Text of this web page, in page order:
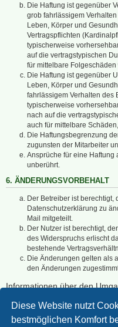
Diese Website nutzt
bestmöglichen Komfort
Die Haftung ist gegenüber
grob fahrlässigem
Leben, Körper und
Vertragspflichten
typischerweise
auf die vertragstypischen
für mittelbare
Die Haftung ist gegenüber
Leben, Körper und
fahrlässigem Verhalten des
typischerweise
nach auf die
auch für mittelbare
Die Haftungsbegrenzung
zugunsten der Mitarbeiter
Ansprüche für eine
unberührt.
6. ÄNDERUNGSVORBEHALT
Der Betreiber ist
Datenschutzerklärung zu
Mail mitgeteilt.
Der Nutzer ist berechtigt,
des Widerspruchs erlischt
bestehende
Die Änderungen gelten als
den Änderungen
Informationen über den